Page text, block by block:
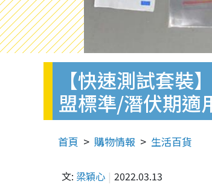
【快速測試套
盟標準/潛伏期適
首頁 購物情報 生活百貨
文: 梁穎心 2022.03.13